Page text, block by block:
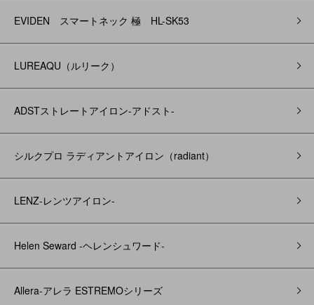
EVIDEN スマートネック 極 HL-SK53
LUREAQU（ルリーク）
ADSTストレートアイロン-アドスト-
シルクプロ ラディアントアイロン（radiant）
LENZ-レンツアイロン-
Helen Seward -ヘレンシュワード-
Allera-アレラ ESTREMOシリーズ